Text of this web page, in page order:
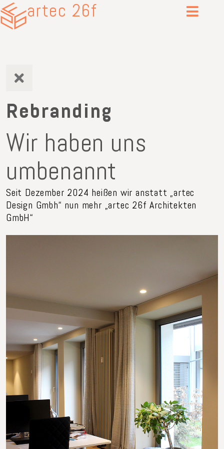
artec 26f
Rebranding
Wir haben uns
umbenannt
Seit Dezember 2024 heißen wir anstatt „artec
Design Gmbh“ nun mehr „artec 26f Architekten
GmbH“